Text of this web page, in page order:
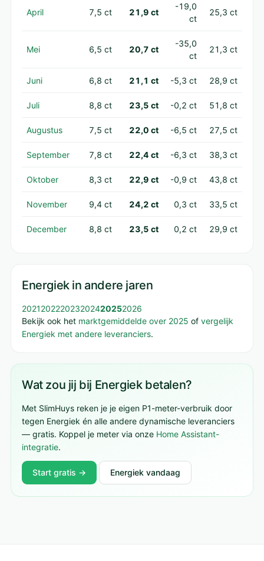
April 7,5 ct 21,9 ct
-19,0
ct
25,3 ct
Mei 6,5 ct 20,7 ct
-35,0
ct
21,3 ct
Juni 6,8 ct 21,1 ct -5,3 ct 28,9 ct
Juli 8,8 ct 23,5 ct -0,2 ct 51,8 ct
Augustus 7,5 ct 22,0 ct -6,5 ct 27,5 ct
September 7,8 ct 22,4 ct -6,3 ct 38,3 ct
Oktober 8,3 ct 22,9 ct -0,9 ct 43,8 ct
November 9,4 ct 24,2 ct 0,3 ct 33,5 ct
December 8,8 ct 23,5 ct 0,2 ct 29,9 ct
Energiek in andere jaren
202120222023202420252026
Bekijk ook het marktgemiddelde over 2025 of vergelijk
Energiek met andere leveranciers.
Wat zou jij bij Energiek betalen?
Met SlimHuys reken je je eigen P1-meter-verbruik door
tegen Energiek én alle andere dynamische leveranciers
— gratis. Koppel je meter via onze Home Assistant-
integratie.
Start gratis → Energiek vandaag